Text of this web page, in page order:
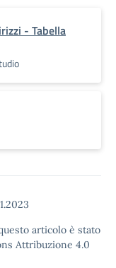
- Tabella
articolo è stato
Attribuzione 4.0